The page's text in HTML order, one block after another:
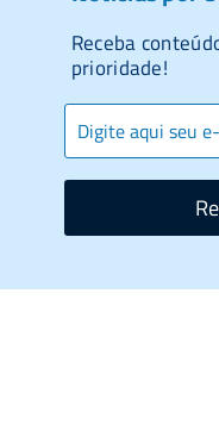
Receba
prioridade!